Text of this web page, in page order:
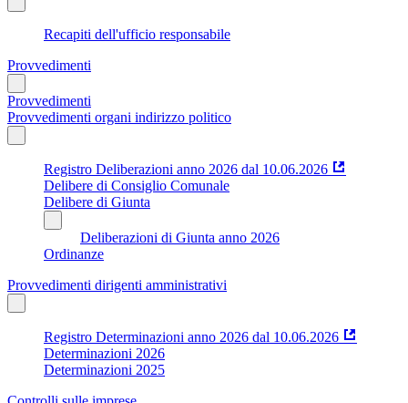
Recapiti dell'ufficio responsabile
Provvedimenti
Provvedimenti
Provvedimenti organi indirizzo politico
Registro Deliberazioni anno 2026 dal 10.06.2026
Delibere di Consiglio Comunale
Delibere di Giunta
Deliberazioni di Giunta anno 2026
Ordinanze
Provvedimenti dirigenti amministrativi
Registro Determinazioni anno 2026 dal 10.06.2026
Determinazioni 2026
Determinazioni 2025